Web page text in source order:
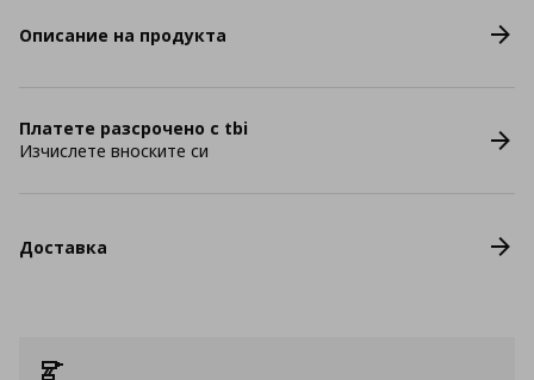
Описание на продукта
Платете разсрочено с tbi
Изчислете вноските си
Доставка